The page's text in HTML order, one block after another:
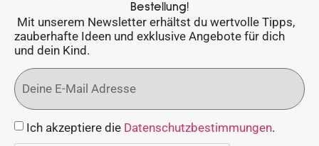
Bestellung!
Mit unserem Newsletter erhältst du wertvolle Tipps,
zauberhafte Ideen und exklusive Angebote für dich
und dein Kind.
Ich akzeptiere die Datenschutzbestimmungen.